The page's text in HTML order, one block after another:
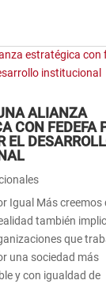
ALIANZA
CON FEDEFA
EL
Igual Más creemos
también
que
una sociedad más
y con igualdad de